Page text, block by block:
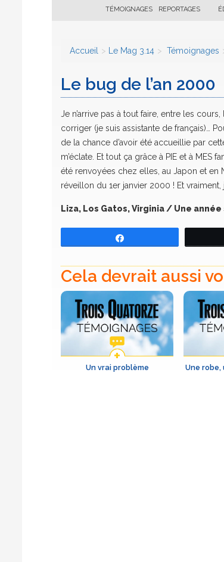
TÉMOIGNAGES REPORTAGES
Accueil Le Mag 3.14 Témoignages
Le bug de l’an 2000
Je n’arrive pas à tout faire, entre les
corriger (je suis assistante de français)…
de la chance d’avoir été accueillie par
m’éclate. Et tout ça grâce à PIE et à
été renvoyées chez elles, au Japon et en
réveillon du 1er janvier 2000 ! Et
Liza, Los Gatos, Virginia / Une année
Cela devrait aussi
Un vrai problème Une robe,